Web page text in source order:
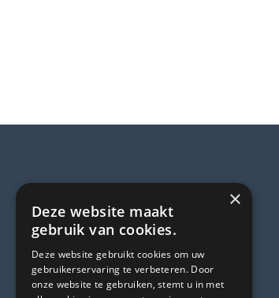
LOCATIE
8431 WE Oosterwolde
×
Deze website maakt
gebruik van cookies.
Deze website gebruikt cookies om uw
gebruikerservaring te verbeteren. Door
onze website te gebruiken, stemt u in met